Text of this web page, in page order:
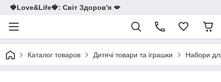
🍓Love&Life🍓: Світ Здоров'я 💋
Каталог товаров Дитячі товари та іграшки Набори